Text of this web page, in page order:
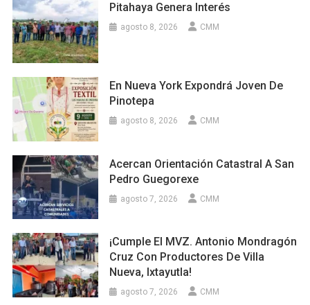
Pitahaya Genera Interés
agosto 8, 2026 CMM
En Nueva York Expondrá Joven De
Pinotepa
agosto 8, 2026 CMM
Acercan Orientación Catastral A San
Pedro Guegorexe
agosto 7, 2026 CMM
¡Cumple El MVZ. Antonio Mondragón
Cruz Con Productores De Villa
Nueva, Ixtayutla!
agosto 7, 2026 CMM